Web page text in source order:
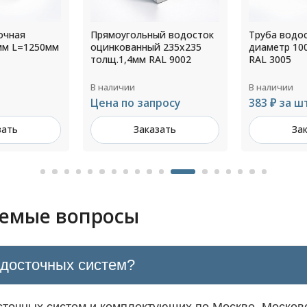
водосток
235х235
Труба водосточная
диаметр 100 мм L=1250мм
RAL 3005
В наличии
383 ₽ за шт
Заказать
Рулон
3005
В наличии
Цена по
вопросы
систем?